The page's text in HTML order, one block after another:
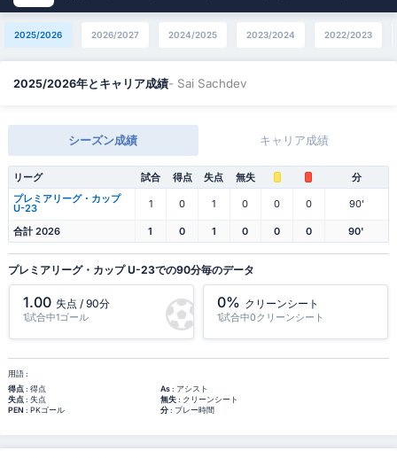
2025/2026 2026/2027 2024/2025 2023/2024 2022/2023
2025/2026年とキャリア成績- Sai Sachdev
シーズン成績 キャリア成績
リーグ 試合 得点 失点 無失
分
プレミアリーグ・カップ
U-23 1 0 1 0 0 0 90'
合計 2026 1 0 1 0 0 0 90'
プレミアリーグ・カップ U-23での90分毎のデータ
1.00 失点 / 90分
1試合中1ゴール
0% クリーンシート
1試合中0クリーンシート
用語 :
得点: 得点 As: アシスト
失点: 失点 無失: クリーンシート
PEN : PKゴール 分: プレー時間